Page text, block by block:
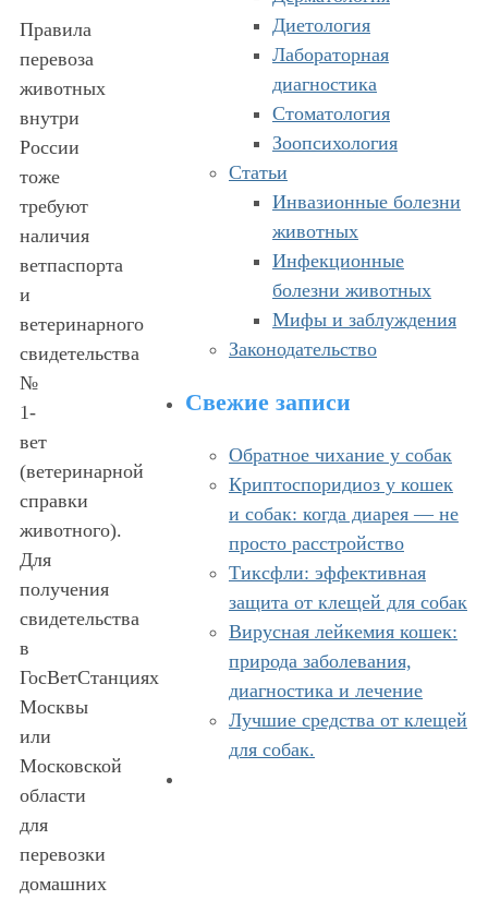
Правила
перевоза
животных
внутри
России
тоже
требуют
наличия
ветпаспорта
и
ветеринарного
свидетельства
№
1-
вет
(ветеринарной
справки
животного).
Для
получения
свидетельства
в
ГосВетСтанциях
Москвы
или
Московской
области
для
перевозки
домашних
Диетология
Лабораторная
диагностика
Стоматология
Зоопсихология
Статьи
Инвазионные болезни
животных
Инфекционные
болезни животных
Мифы и заблуждения
Законодательство
Свежие записи
Обратное чихание у собак
Криптоспоридиоз у кошек
и собак: когда диарея — не
просто расстройство
Тиксфли: эффективная
защита от клещей для собак
Вирусная лейкемия кошек:
природа заболевания,
диагностика и лечение
Лучшие средства от клещей
для собак.